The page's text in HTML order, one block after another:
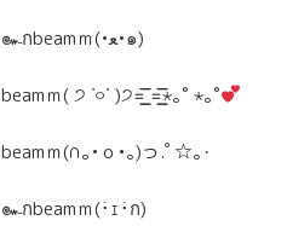
๛กbeamｍ(•ﻌ•๑)
beamｍ( ੭ ˙࿁˙ )੭=͟͟͞͞ =͟͟͞͞⋆｡˚ ⋆｡˚
beamｍ(∩｡•ｏ•｡)っ.ﾟ☆｡･
๛กbeamｍ(･̀ｪ･́ก)